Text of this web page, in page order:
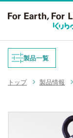
コンテンツへスキップ
製品一覧
重量式フィーダ
トップ 製品情報